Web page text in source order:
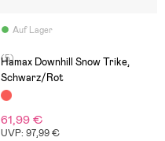
Auf Lager
(5)
Hamax Downhill Snow Trike,
Schwarz/Rot
61,99 €
UVP: 97,99 €